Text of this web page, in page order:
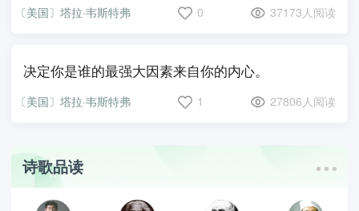
〔美国〕塔拉·韦斯特弗 0 37173人阅读
决定你是谁的最强大因素来自你的内心。
〔美国〕塔拉·韦斯特弗 1 27806人阅读
诗歌品读